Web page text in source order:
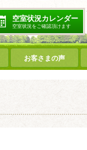
空室状況カレンダー
空室状況をご確認頂けます
お客さまの声